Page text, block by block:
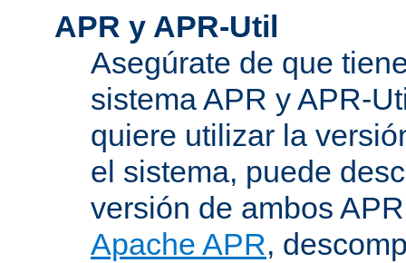
APR y APR-Util
Asegúrate de que
sistema APR y APR-
quiere utilizar la
el sistema, puede
versión de ambos
Apache APR,